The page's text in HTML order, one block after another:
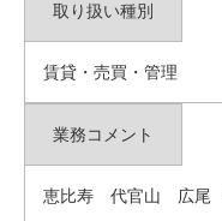
取り扱い種別
賃貸・売買・管理
業務コメント
恵比寿 代官山 広尾